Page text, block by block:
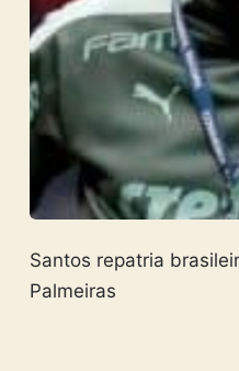
Santos repatria
Palmeiras